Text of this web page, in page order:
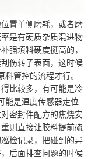
置单侧磨耗，或者磨
是有硬质杂质混进物
强填料硬度挺高的，
伤转子表面，这时候
管控的流程才行。
比较多，有可能是冷
能是温度传感器走位
密封件配方的焦烧安
则直接让胶料提前硫
检记录，把碰到的异
后面排查问题的时候